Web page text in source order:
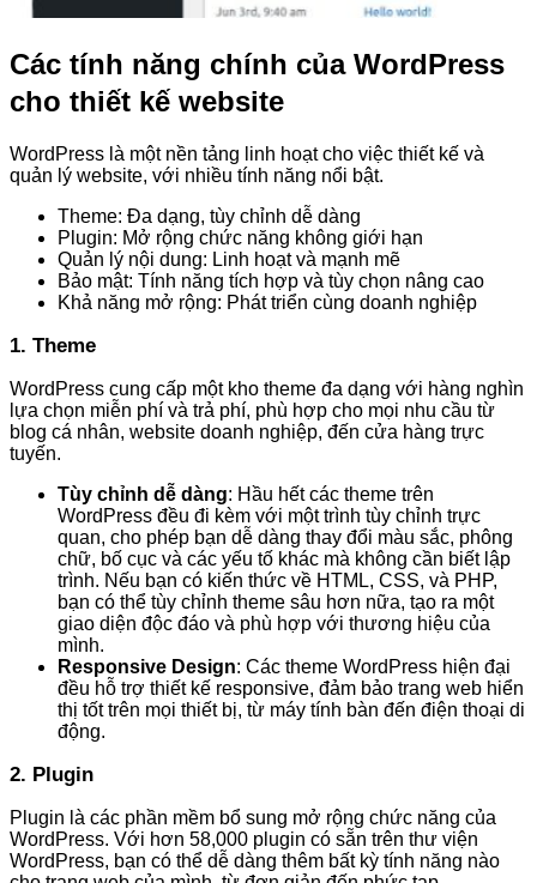
Các tính năng chính của WordPress
cho thiết kế website
WordPress là một nền tảng linh hoạt cho việc thiết kế và
quản lý website, với nhiều tính năng nổi bật.
Theme: Đa dạng, tùy chỉnh dễ dàng
Plugin: Mở rộng chức năng không giới hạn
Quản lý nội dung: Linh hoạt và mạnh mẽ
Bảo mật: Tính năng tích hợp và tùy chọn nâng cao
Khả năng mở rộng: Phát triển cùng doanh nghiệp
1. Theme
WordPress cung cấp một kho theme đa dạng với hàng nghìn
lựa chọn miễn phí và trả phí, phù hợp cho mọi nhu cầu từ
blog cá nhân, website doanh nghiệp, đến cửa hàng trực
tuyến.
Tùy chỉnh dễ dàng: Hầu hết các theme trên
WordPress đều đi kèm với một trình tùy chỉnh trực
quan, cho phép bạn dễ dàng thay đổi màu sắc, phông
chữ, bố cục và các yếu tố khác mà không cần biết lập
trình. Nếu bạn có kiến thức về HTML, CSS, và PHP,
bạn có thể tùy chỉnh theme sâu hơn nữa, tạo ra một
giao diện độc đáo và phù hợp với thương hiệu của
mình.
Responsive Design: Các theme WordPress hiện đại
đều hỗ trợ thiết kế responsive, đảm bảo trang web hiển
thị tốt trên mọi thiết bị, từ máy tính bàn đến điện thoại di
động.
2. Plugin
Plugin là các phần mềm bổ sung mở rộng chức năng của
WordPress. Với hơn 58,000 plugin có sẵn trên thư viện
WordPress, bạn có thể dễ dàng thêm bất kỳ tính năng nào